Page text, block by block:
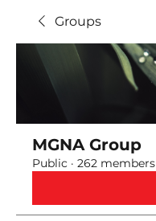
Groups
MGNA Group
Public · 262 members